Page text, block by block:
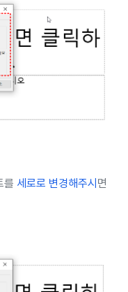
를 세로로 변경해주시면